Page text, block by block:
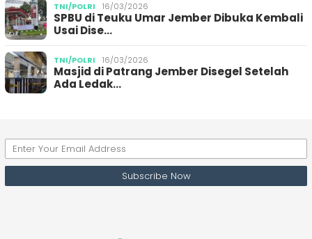
TNI/POLRI 16/03/2026
SPBU di Teuku Umar Jember Dibuka Kembali
Usai Dise…
TNI/POLRI 16/03/2026
Masjid di Patrang Jember Disegel Setelah
Ada Ledak…